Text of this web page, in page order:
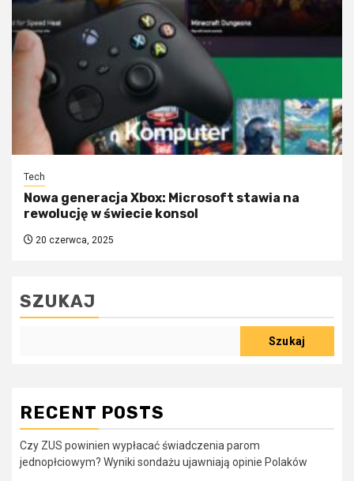
Tech
Nowa generacja Xbox: Microsoft stawia na
rewolucję w świecie konsol
20 czerwca, 2025
SZUKAJ
Szukaj
RECENT POSTS
Czy ZUS powinien wypłacać świadczenia parom
jednopłciowym? Wyniki sondażu ujawniają opinie Polaków